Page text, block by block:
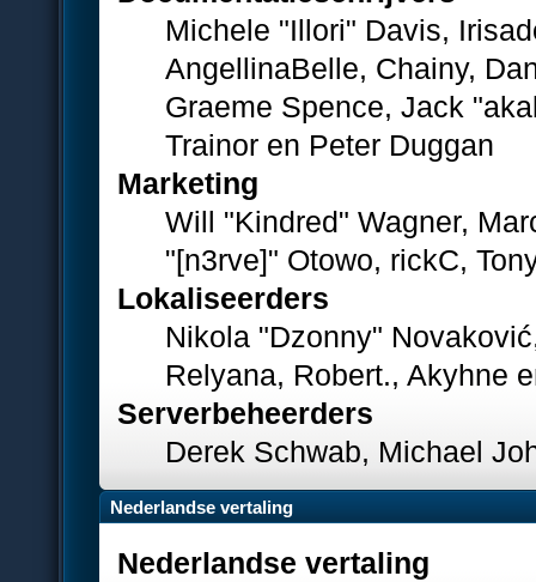
Michele "Illori" Davis,
AngellinaBelle, Chainy,
Graeme Spence, Jack
Trainor en Peter Duggan
Marketing
Will "Kindred" Wagner,
"[n3rve]" Otowo, rickC,
Lokaliseerders
Nikola "Dzonny"
Relyana, Robert., Akyhne
Serverbeheerders
Derek Schwab, Michael
Nederlandse vertaling
Nederlandse vertaling